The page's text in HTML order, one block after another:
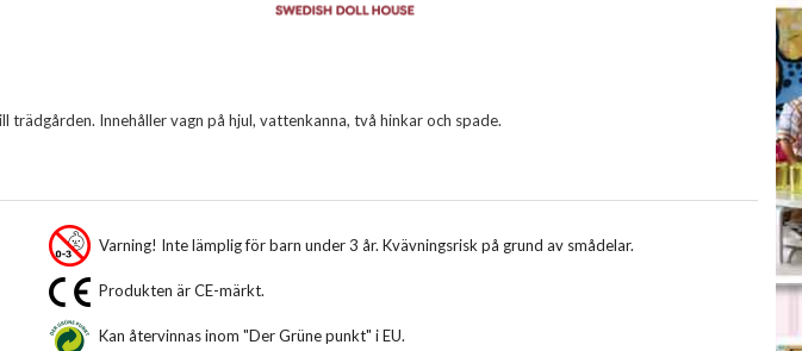
Innehåller vagn på hjul, vattenkanna, två hinkar och spade.
Varning! Inte lämplig för barn under 3 år. Kvävningsrisk på grund av smådelar.
Produkten är CE-märkt.
Kan återvinnas inom "Der Grüne punkt" i EU.